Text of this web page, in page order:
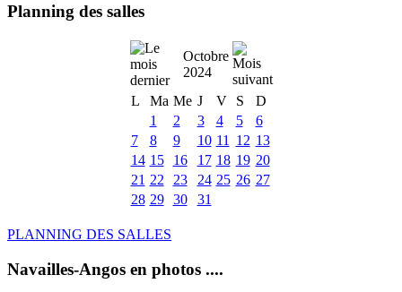
Planning des salles
Octobre
2024
L
Ma Me J V S
D
1
2 3 4 5
6
7
8 9 10 11 12 13
14 15 16 17 18 19 20
21 22 23 24 25 26 27
28 29 30 31
PLANNING DES SALLES
Navailles-Angos en photos ....